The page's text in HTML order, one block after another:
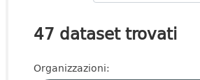
47 dataset trovati
Organizzazioni: